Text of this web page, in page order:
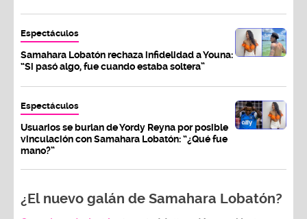
Espectáculos
Samahara Lobatón rechaza infidelidad a Youna:
“Si pasó algo, fue cuando estaba soltera”
Espectáculos
Usuarios se burlan de Yordy Reyna por posible
vinculación con Samahara Lobatón: “¿Qué fue
mano?”
¿El nuevo galán de Samahara Lobatón?